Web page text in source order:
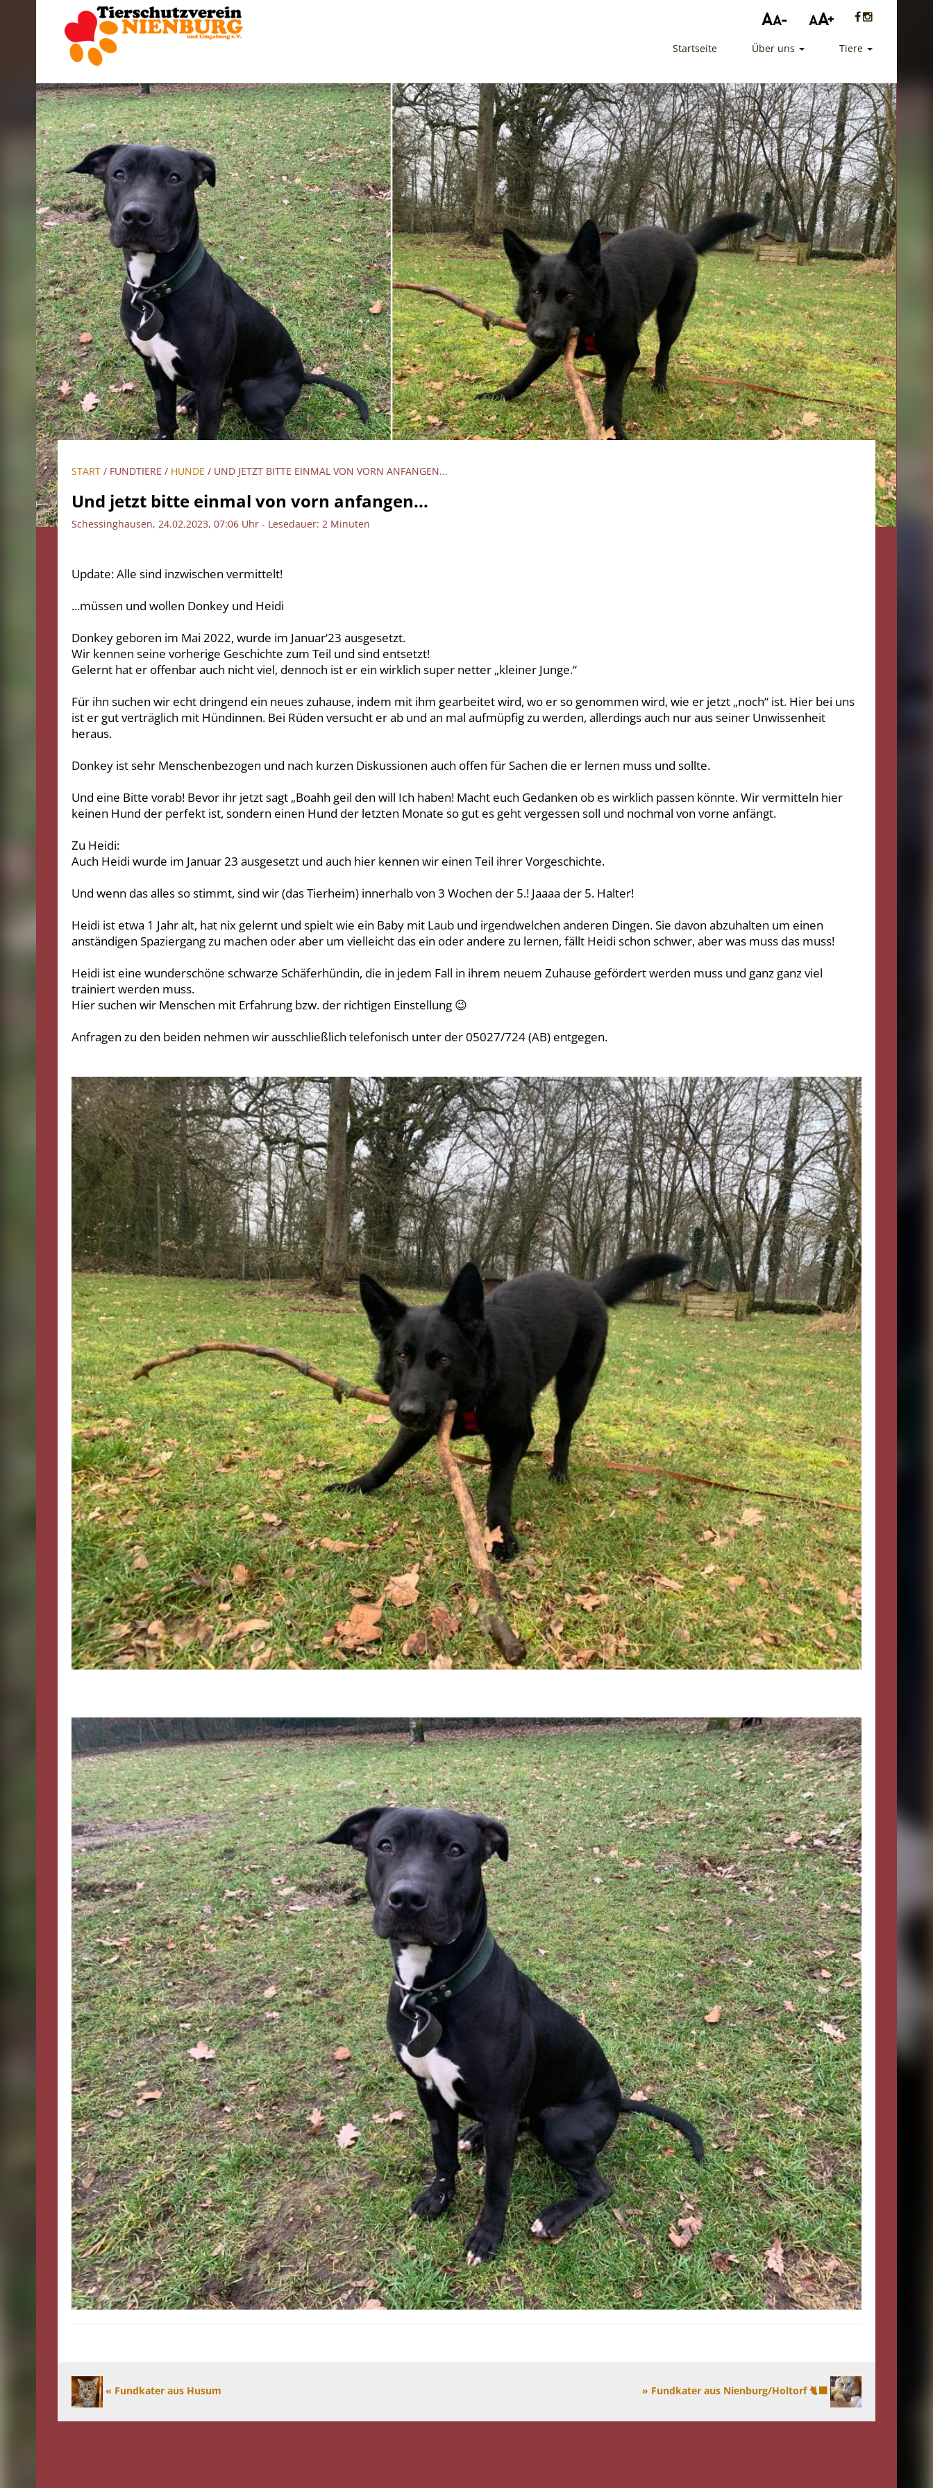
Startseite Über uns Tiere
START / FUNDTIERE / HUNDE / UND JETZT BITTE EINMAL VON VORN ANFANGEN...
Und jetzt bitte einmal von vorn anfangen...
Schessinghausen, 24.02.2023, 07:06 Uhr - Lesedauer: 2 Minuten
Update: Alle sind inzwischen vermittelt!
...müssen und wollen Donkey und Heidi
Donkey geboren im Mai 2022, wurde im Januar‘23 ausgesetzt.
Wir kennen seine vorherige Geschichte zum Teil und sind entsetzt!
Gelernt hat er offenbar auch nicht viel, dennoch ist er ein wirklich super netter „kleiner Junge.“
Für ihn suchen wir echt dringend ein neues zuhause, indem mit ihm gearbeitet wird, wo er so genommen wird, wie er jetzt „noch“ ist. Hier bei uns
ist er gut verträglich mit Hündinnen. Bei Rüden versucht er ab und an mal aufmüpfig zu werden, allerdings auch nur aus seiner Unwissenheit
heraus.
Donkey ist sehr Menschenbezogen und nach kurzen Diskussionen auch offen für Sachen die er lernen muss und sollte.
Und eine Bitte vorab! Bevor ihr jetzt sagt „Boahh geil den will Ich haben! Macht euch Gedanken ob es wirklich passen könnte. Wir vermitteln hier
keinen Hund der perfekt ist, sondern einen Hund der letzten Monate so gut es geht vergessen soll und nochmal von vorne anfängt.
Zu Heidi:
Auch Heidi wurde im Januar 23 ausgesetzt und auch hier kennen wir einen Teil ihrer Vorgeschichte.
Und wenn das alles so stimmt, sind wir (das Tierheim) innerhalb von 3 Wochen der 5.! Jaaaa der 5. Halter!
Heidi ist etwa 1 Jahr alt, hat nix gelernt und spielt wie ein Baby mit Laub und irgendwelchen anderen Dingen. Sie davon abzuhalten um einen
anständigen Spaziergang zu machen oder aber um vielleicht das ein oder andere zu lernen, fällt Heidi schon schwer, aber was muss das muss!
Heidi ist eine wunderschöne schwarze Schäferhündin, die in jedem Fall in ihrem neuem Zuhause gefördert werden muss und ganz ganz viel
trainiert werden muss.
Hier suchen wir Menschen mit Erfahrung bzw. der richtigen Einstellung 😉
Anfragen zu den beiden nehmen wir ausschließlich telefonisch unter der 05027/724 (AB) entgegen.
« Fundkater aus Husum » Fundkater aus Nienburg/Holtorf 🐈‍⬛